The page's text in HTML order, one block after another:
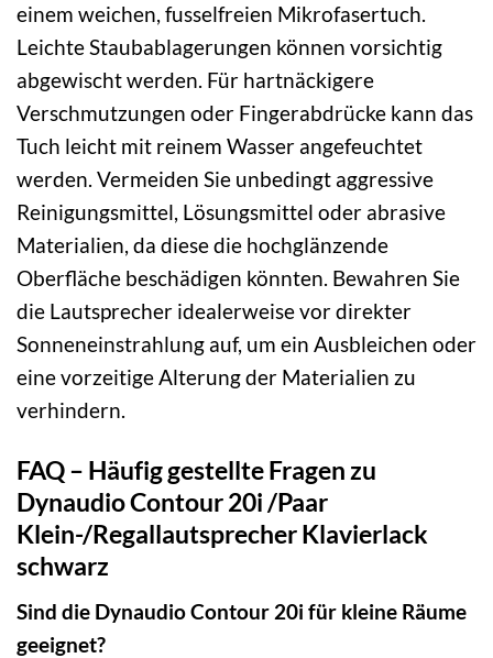
einem weichen, fusselfreien Mikrofasertuch.
Leichte Staubablagerungen können vorsichtig
abgewischt werden. Für hartnäckigere
Verschmutzungen oder Fingerabdrücke kann das
Tuch leicht mit reinem Wasser angefeuchtet
werden. Vermeiden Sie unbedingt aggressive
Reinigungsmittel, Lösungsmittel oder abrasive
Materialien, da diese die hochglänzende
Oberfläche beschädigen könnten. Bewahren Sie
die Lautsprecher idealerweise vor direkter
Sonneneinstrahlung auf, um ein Ausbleichen oder
eine vorzeitige Alterung der Materialien zu
verhindern.
FAQ – Häufig gestellte Fragen zu
Dynaudio Contour 20i /Paar
Klein-/Regallautsprecher Klavierlack
schwarz
Sind die Dynaudio Contour 20i für kleine Räume
geeignet?